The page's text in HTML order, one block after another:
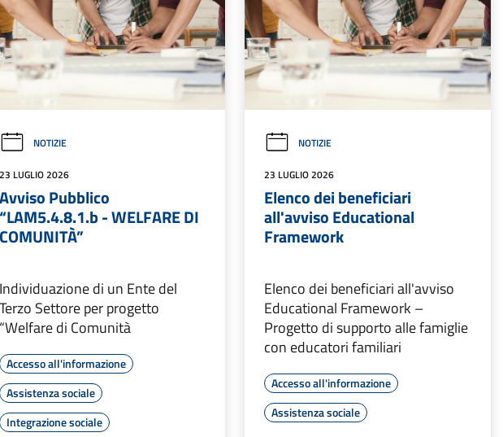
NOTIZIE
LUGLIO 2026
Pubblico
- WELFARE DI
di un Ente del
Settore per progetto
di Comunità
Accesso all'informazione
Assistenza sociale
Integrazione sociale
NOTIZIE
23 LUGLIO 2026
Elenco dei beneficiari
all'avviso Educational
Framework
Elenco dei beneficiari all'avviso
Educational Framework –
Progetto di supporto alle famiglie
con educatori familiari
Accesso all'informazione
Assistenza sociale